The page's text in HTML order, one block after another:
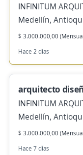
INFINITUM
Medellín,
$ 3.000.000,00
Hace 2 días
arquitecto
INFINITUM
Medellín,
$ 3.000.000,00
Hace 7 días